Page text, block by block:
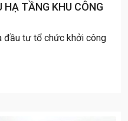
HẠ TẦNG KHU CÔNG
đầu tư tổ chức khởi công